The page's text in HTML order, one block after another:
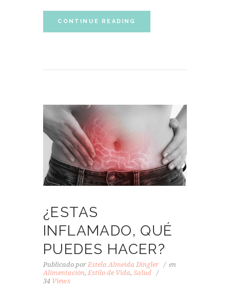
CONTINUE READING
¿ESTAS
INFLAMADO, QUÉ
PUEDES HACER?
Publicado por Estela Almeida Dingler
en
Alimentación, Estilo de Vida, Salud
34 Views